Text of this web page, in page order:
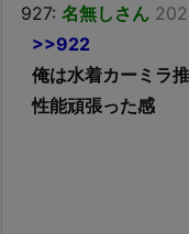
927: 名無しさん
>>922
俺は水着カーミラ
性能頑張った感